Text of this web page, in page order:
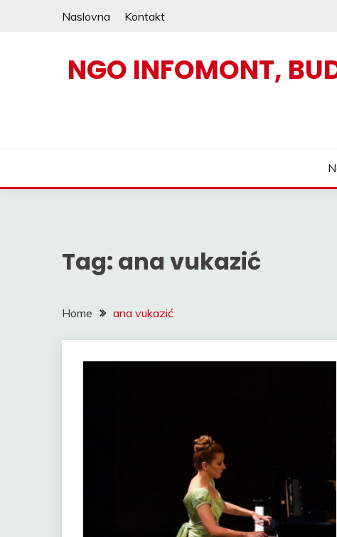
Naslovna Kontakt
NGO INFOMONT,
Tag: ana vukazić
Home ana vukazić